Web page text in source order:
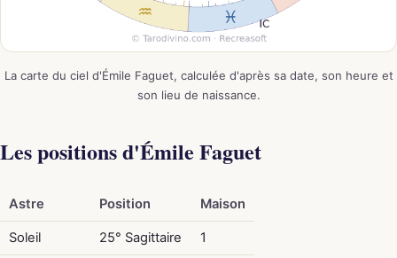
La carte du ciel d'Émile Faguet, calculée d'après sa date, son heure et
son lieu de naissance.
Les positions d'Émile Faguet
Astre Position Maison
Soleil 25° Sagittaire 1